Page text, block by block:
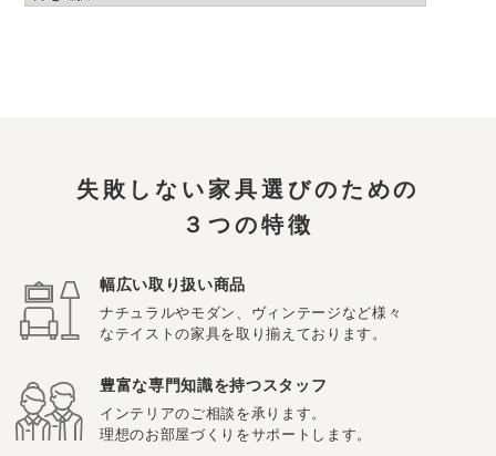
失敗しない家具選びのための
３つの特徴
幅広い取り扱い商品
ナチュラルやモダン、ヴィンテージなど様々
なテイストの家具を取り揃えております。
豊富な専門知識を持つスタッフ
インテリアのご相談を承ります。
理想のお部屋づくりをサポートします。